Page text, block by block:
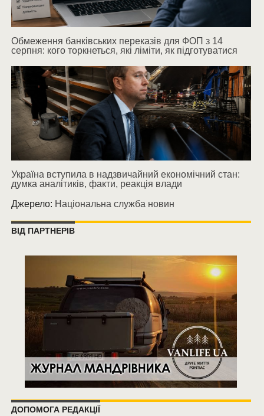
Обмеження банківських переказів для ФОП з 14
серпня: кого торкнеться, які ліміти, як підготуватися
Україна вступила в надзвичайний економічний стан:
думка аналітиків, факти, реакція влади
Джерело: Національна служба новин
ВІД ПАРТНЕРІВ
ДОПОМОГА РЕДАКЦІЇ